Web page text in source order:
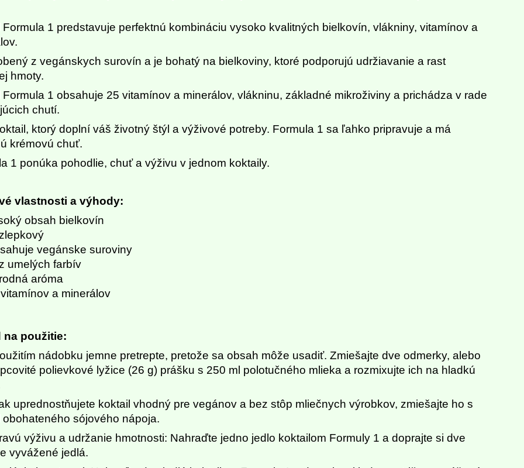
Formula 1 predstavuje perfektnú kombináciu vysoko kvalitných bielkovín, vlákniny, vitamínov a
z vegánskych surovín a je bohatý na bielkoviny, ktoré podporujú udržiavanie a rast
hmoty.
Formula 1 obsahuje 25 vitamínov a minerálov, vlákninu, základné mikroživiny a prichádza v rade
chutí.
ktorý doplní váš životný štýl a výživové potreby. Formula 1 sa ľahko pripravuje a má
krémovú chuť.
1 ponúka pohodlie, chuť a výživu v jednom koktaily.
vlastnosti a výhody:
obsah bielkovín
vegánske suroviny
umelých farbív
aróma
a minerálov
na použitie:
nádobku jemne pretrepte, pretože sa obsah môže usadiť. Zmiešajte dve odmerky, alebo
polievkové lyžice (26 g) prášku s 250 ml polotučného mlieka a rozmixujte ich na hladkú
uprednostňujete koktail vhodný pre vegánov a bez stôp mliečnych výrobkov, zmiešajte ho s
obohateného sójového nápoja.
výživu a udržanie hmotnosti: Nahraďte jedno jedlo koktailom Formuly 1 a doprajte si dve
vyvážené jedlá.